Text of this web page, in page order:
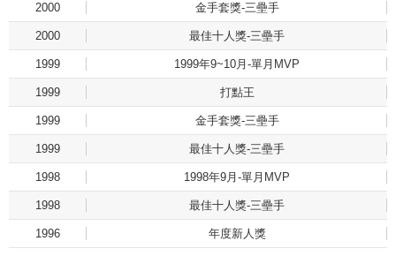
2000 金手套獎-三壘手
2000 最佳十人獎-三壘手
1999 1999年9~10月-單月MVP
1999 打點王
1999 金手套獎-三壘手
1999 最佳十人獎-三壘手
1998 1998年9月-單月MVP
1998 最佳十人獎-三壘手
1996 年度新人獎